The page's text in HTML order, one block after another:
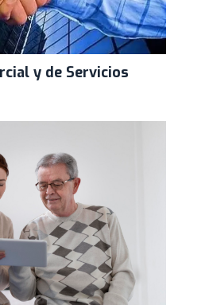
y de Servicios